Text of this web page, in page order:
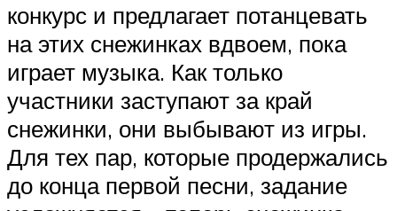
конкурс и предлагает потанцевать
на этих снежинках вдвоем, пока
играет музыка. Как только
участники заступают за край
снежинки, они выбывают из игры.
Для тех пар, которые продержались
до конца первой песни, задание